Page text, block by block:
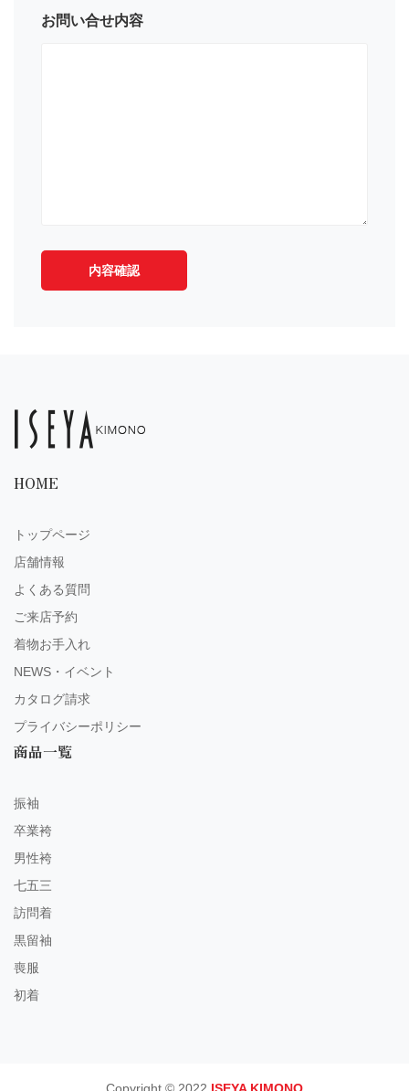
お問い合せ内容
内容確認
HOME
トップページ
店舗情報
よくある質問
ご来店予約
着物お手入れ
NEWS・イベント
カタログ請求
プライバシーポリシー
商品一覧
振袖
卒業袴
男性袴
七五三
訪問着
黒留袖
喪服
初着